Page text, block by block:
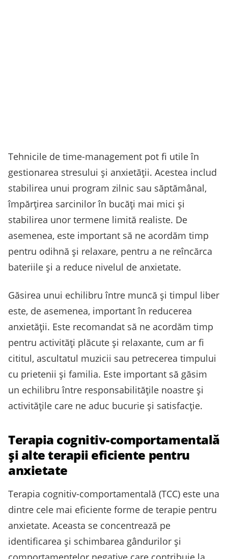
Tehnicile de time-management pot fi utile în
gestionarea stresului și anxietății. Acestea includ
stabilirea unui program zilnic sau săptămânal,
împărțirea sarcinilor în bucăți mai mici și
stabilirea unor termene limită realiste. De
asemenea, este important să ne acordăm timp
pentru odihnă și relaxare, pentru a ne reîncărca
bateriile și a reduce nivelul de anxietate.
Găsirea unui echilibru între muncă și timpul liber
este, de asemenea, important în reducerea
anxietății. Este recomandat să ne acordăm timp
pentru activități plăcute și relaxante, cum ar fi
cititul, ascultatul muzicii sau petrecerea timpului
cu prietenii și familia. Este important să găsim
un echilibru între responsabilitățile noastre și
activitățile care ne aduc bucurie și satisfacție.
Terapia cognitiv-comportamentală
și alte terapii eficiente pentru
anxietate
Terapia cognitiv-comportamentală (TCC) este una
dintre cele mai eficiente forme de terapie pentru
anxietate. Aceasta se concentrează pe
identificarea și schimbarea gândurilor și